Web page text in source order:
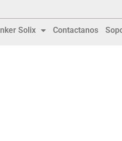
Solix Contactanos